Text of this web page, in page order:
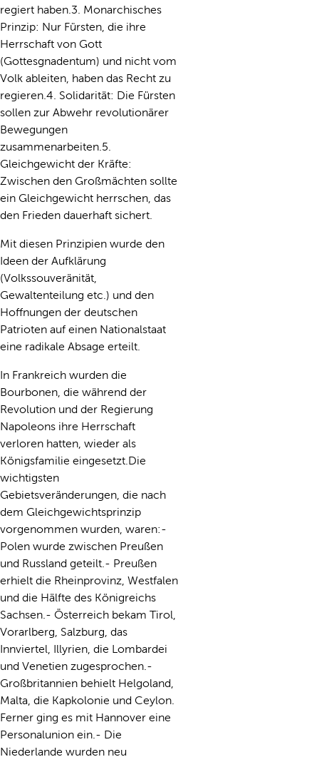
regiert haben.3. Monarchisches
Prinzip: Nur Fürsten, die ihre
Herrschaft von Gott
(Gottesgnadentum) und nicht vom
Volk ableiten, haben das Recht zu
regieren.4. Solidarität: Die Fürsten
sollen zur Abwehr revolutionärer
Bewegungen
zusammenarbeiten.5.
Gleichgewicht der Kräfte:
Zwischen den Großmächten sollte
ein Gleichgewicht herrschen, das
den Frieden dauerhaft sichert.
Mit diesen Prinzipien wurde den
Ideen der Aufklärung
(Volkssouveränität,
Gewaltenteilung etc.) und den
Hoffnungen der deutschen
Patrioten auf einen Nationalstaat
eine radikale Absage erteilt.
In Frankreich wurden die
Bourbonen, die während der
Revolution und der Regierung
Napoleons ihre Herrschaft
verloren hatten, wieder als
Königsfamilie eingesetzt.Die
wichtigsten
Gebietsveränderungen, die nach
dem Gleichgewichtsprinzip
vorgenommen wurden, waren:-
Polen wurde zwischen Preußen
und Russland geteilt.- Preußen
erhielt die Rheinprovinz, Westfalen
und die Hälfte des Königreichs
Sachsen.- Österreich bekam Tirol,
Vorarlberg, Salzburg, das
Innviertel, Illyrien, die Lombardei
und Venetien zugesprochen.-
Großbritannien behielt Helgoland,
Malta, die Kapkolonie und Ceylon.
Ferner ging es mit Hannover eine
Personalunion ein.- Die
Niederlande wurden neu